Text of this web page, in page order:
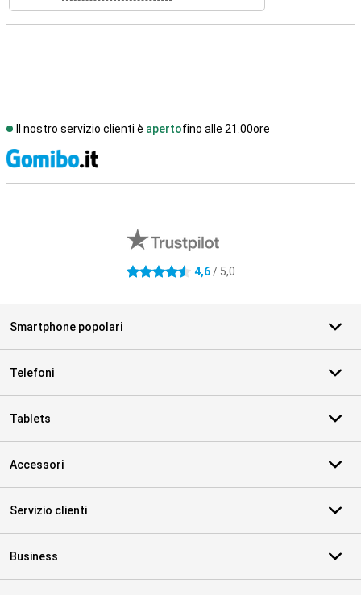
Il nostro servizio clienti è apertofino alle 21.00ore
4.6 stelle 4,6/ 5,0
Smartphone popolari
Telefoni
Tablets
Accessori
Servizio clienti
Business